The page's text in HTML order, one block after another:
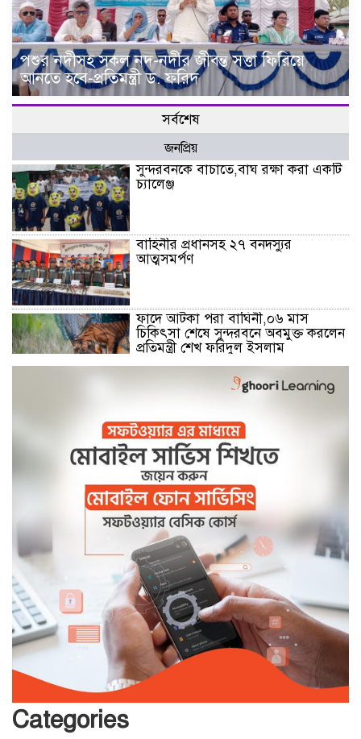
পশুর নদীসহ সকল নদ-নদীর জীবন্ত সত্তা ফিরিয়ে
আনতে হবে-প্রতিমন্ত্রী ড. ফরিদ
সর্বশেষ
জনপ্রিয়
সুন্দরবনকে বাচাতে,বাঘ রক্ষা করা একটি
চ্যালেঞ্জ
বাহিনীর প্রধানসহ ২৭ বনদস্যুর
আত্মসমর্পণ
ফাদে আটকা পরা বাঘিনী,০৬ মাস
চিকিৎসা শেষে সুন্দরবনে অবমুক্ত করলেন
প্রতিমন্ত্রী শেখ ফরিদুল ইসলাম
মোংলা নদীতে ২৪ ঘন্টা ফেরি চলাচলের
বেনাপোল সীমান্তে বিজিবির কঠোর
অবস্থানে বিএসএফের পুশইন প্রচেষ্টা ব্যর্থ
বিদ্যুৎ,জ্বালানি প্রতিমন্ত্রী রামপাল তাপ
বিদ্যুৎকেন্দ্র পরিদর্শনে করেন
বিদ্যুৎ,জ্বালানি প্রতিমন্ত্রী রামপাল তাপ
বিদ্যুৎকেন্দ্র পরিদর্শনে করেন
বেনাপোল চেকপোস্ট দিয়ে ভারতে
পাচার হওয়া ২০ নারী-শিশুকে ফেরত
Categories